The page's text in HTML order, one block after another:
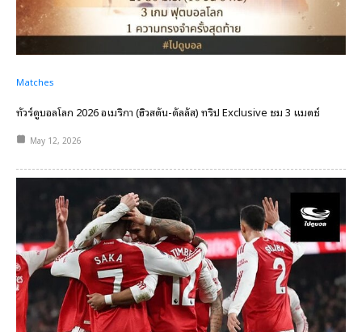
Matches
ทัวร์ดูบอลโลก 2026 อเมริกา (ฮิวสตัน-ดัลลัส) ทริป Exclusive ชม 3 แมตช์
May 12, 2026